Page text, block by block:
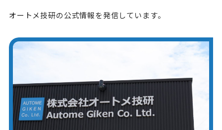
オートメ技研の公式情報を発信しています。